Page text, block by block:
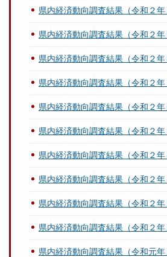
県内経済動向調査結果（令和２年
県内経済動向調査結果（令和２年
県内経済動向調査結果（令和２年
県内経済動向調査結果（令和２年
県内経済動向調査結果（令和２年
県内経済動向調査結果（令和２年
県内経済動向調査結果（令和２年
県内経済動向調査結果（令和２年
県内経済動向調査結果（令和２年
県内経済動向調査結果（令和２年
県内経済動向調査結果（令和元年